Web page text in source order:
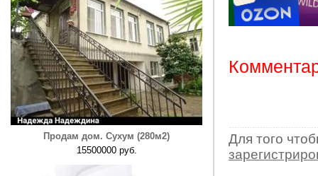
Продам дом. Сухум (280м2)
15500000 руб.
Для того